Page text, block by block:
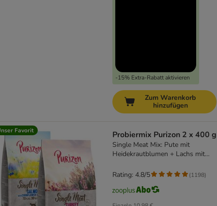
-15% Extra-Rabatt aktivieren
Zum Warenkorb
hinzufügen
Favorit Probiermix Purizon 2 x 400 g
Single Meat Mix: Pute mit
Heidekrautblumen + Lachs mit
Rating: 4.8/5 (1198)